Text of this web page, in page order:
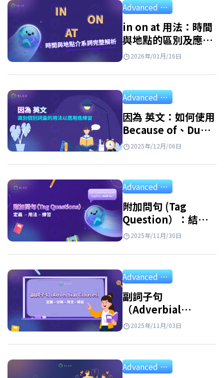
詞 英文 (Reflexive Pronouns) 是指句子中的主
詞和受詞指涉同一個人或事物時，用來指稱執
行動作的人或物的代名詞。此外，反身代名詞
也用於強調主詞或表示由自己完成某個動作。
Advanced Grammar
in on at 用法：時間
與地點的區別及應用
練習
2026年/01月/16日
Advanced Grammar
因為 英文：如何使用
Because of、Due
to、Owing to 以及
2025年/12月/06日
Advanced Grammar
附加問句 (Tag
Question）：結
構、用法和應用練習
2025年/11月/30日
Advanced Grammar
副詞子句
（Adverbial
Clause）：定義、分
習
2025年/11月/03日
Advanced Grammar